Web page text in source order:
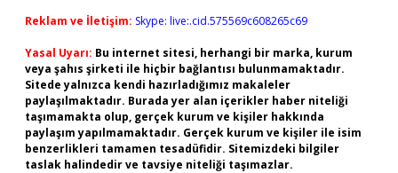
Reklam ve İletişim: Skype: live:.cid.575569c608265c69
Yasal Uyarı: Bu internet sitesi, herhangi bir marka, kurum
veya şahıs şirketi ile hiçbir bağlantısı bulunmamaktadır.
Sitede yalnızca kendi hazırladığımız makaleler
paylaşılmaktadır. Burada yer alan içerikler haber niteliği
taşımamakta olup, gerçek kurum ve kişiler hakkında
paylaşım yapılmamaktadır. Gerçek kurum ve kişiler ile isim
benzerlikleri tamamen tesadüfidir. Sitemizdeki bilgiler
taslak halindedir ve tavsiye niteliği taşımazlar.